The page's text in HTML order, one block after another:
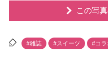
この写
#雑誌 #スイーツ #コラ